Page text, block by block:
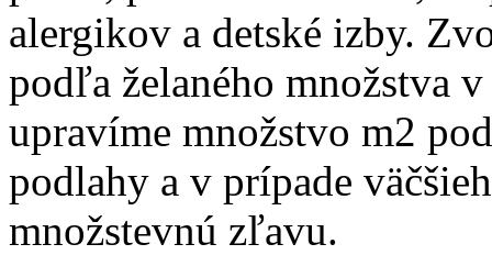
alergikov a detské izby.
podľa želaného množstva
upravíme množstvo m2
podlahy a v prípade
množstevnú zľavu.